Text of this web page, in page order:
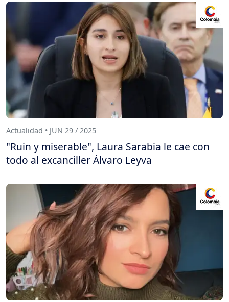
Actualidad • JUN 29 / 2025
"Ruin y miserable", Laura Sarabia le cae con
todo al excanciller Álvaro Leyva